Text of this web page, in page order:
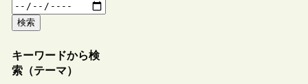
検索
キーワードから検
索（テーマ）